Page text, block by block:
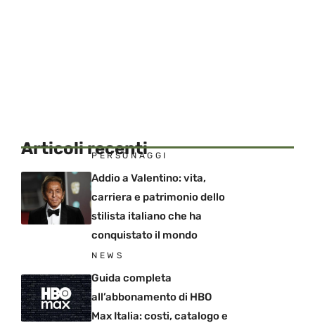
Articoli recenti
PERSONAGGI
Addio a Valentino: vita,
carriera e patrimonio dello
stilista italiano che ha
conquistato il mondo
NEWS
Guida completa
all’abbonamento di HBO
Max Italia: costi, catalogo e